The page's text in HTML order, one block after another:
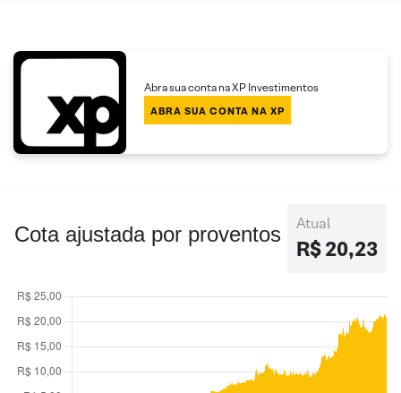
Abra sua conta na XP Investimentos
ABRA SUA CONTA NA XP
Cota ajustada por proventos Atual
R$ 20,23